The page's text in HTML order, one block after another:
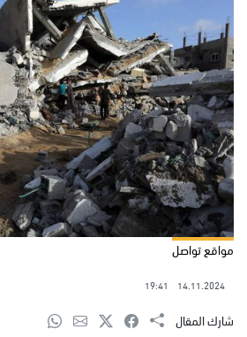
مواقع تواصل
14.11.2024
19:41
شارك المقال